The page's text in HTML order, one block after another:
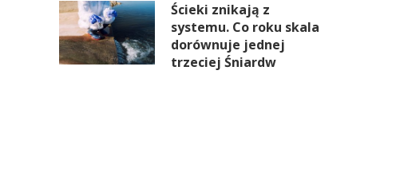
Ścieki znikają z
systemu. Co roku skala
dorównuje jednej
trzeciej Śniardw